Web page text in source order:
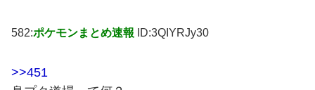
582:ポケモンまとめ速報 ID:3QIYRJy30
>>451